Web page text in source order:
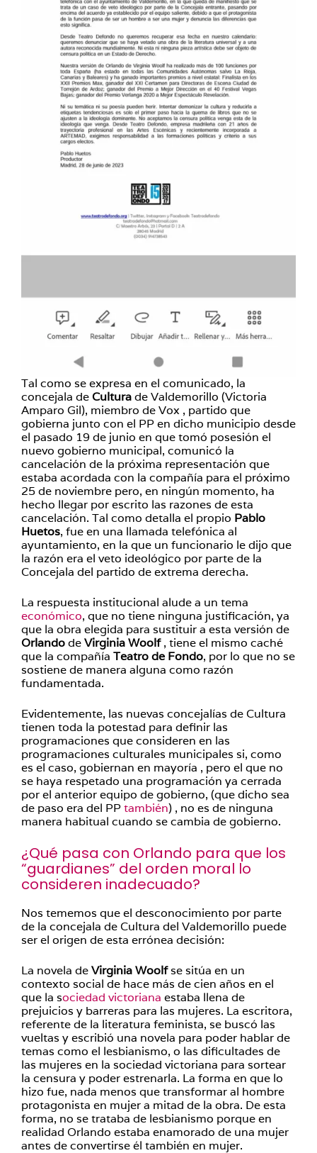
Tal como se expresa en el comunicado, la
concejala de Culturade Valdemorillo (Victoria
Amparo Gil), miembro de Vox , partido que
gobierna junto con el PP en dicho municipio desde
el pasado 19 de junio en que tomó posesión el
nuevo gobierno municipal, comunicó la
cancelación de la próxima representación que
estaba acordada con la compañía para el próximo
25 de noviembre pero, en ningún momento, ha
hecho llegar por escrito las razones de esta
cancelación. Tal como detalla el propio Pablo
Huetos, fue en una llamada telefónica al
ayuntamiento, en la que un funcionario le dijo que
la razón era el veto ideológico por parte de la
Concejala del partido de extrema derecha.
La respuesta institucional alude a un tema
económico, que no tiene ninguna justificación, ya
que la obra elegida para sustituir a esta versión de
OrlandodeVirginia Woolf, tiene el mismo caché
que la compañía Teatro de Fondo, por lo que no se
sostiene de manera alguna como razón
fundamentada.
Evidentemente, las nuevas concejalías de Cultura
tienen toda la potestad para definir las
programaciones que consideren en las
programaciones culturales municipales si, como
es el caso, gobiernan en mayoría , pero el que no
se haya respetado una programación ya cerrada
por el anterior equipo de gobierno, (que dicho sea
de paso era del PPtambién) , no es de ninguna
manera habitual cuando se cambia de gobierno.
¿Qué pasa con Orlando para que los
“guardianes” del orden moral lo
consideren inadecuado?
Nos tememos que el desconocimiento por parte
de la concejala de Cultura del Valdemorillo puede
ser el origen de esta errónea decisión:
La novela deVirginia Woolfse sitúa en un
contexto social de hace más de cien años en el
que la sociedad victoriana estaba llena de
prejuicios y barreras para las mujeres. La escritora,
referente de la literatura feminista, se buscó las
vueltas y escribió una novela para poder hablar de
temas como el lesbianismo, o las dificultades de
las mujeres en la sociedad victoriana para sortear
la censura y poder estrenarla. La forma en que lo
hizo fue, nada menos que transformar al hombre
protagonista en mujer a mitad de la obra. De esta
forma, no se trataba de lesbianismo porque en
realidad Orlando estaba enamorado de una mujer
antes de convertirse él también en mujer.